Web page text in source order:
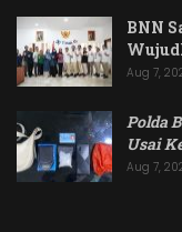
BNN
Aug 7,
Polda
Usai
Aug 7,